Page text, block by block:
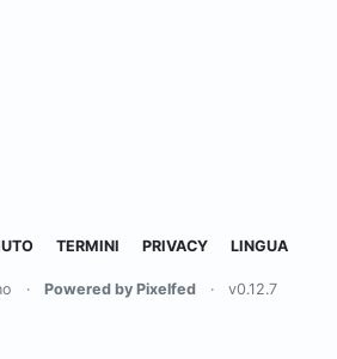
TERMINI PRIVACY LINGUA
· Powered by Pixelfed · v0.12.7